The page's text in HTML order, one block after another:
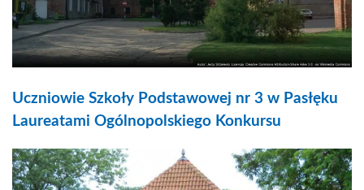
Uczniowie Szkoły Podstawowej nr 3 w Pasłęku
Laureatami Ogólnopolskiego Konkursu